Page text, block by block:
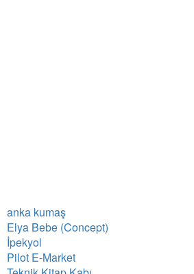
anka kumaş
Elya Bebe (Concept)
İpekyol
Pilot E-Market